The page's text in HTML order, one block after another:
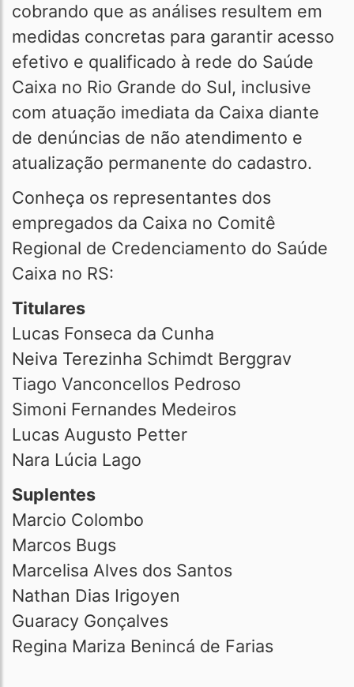
cobrando que as análises resultem em
medidas concretas para garantir acesso
efetivo e qualificado à rede do Saúde
Caixa no Rio Grande do Sul, inclusive
com atuação imediata da Caixa diante
de denúncias de não atendimento e
atualização permanente do cadastro.
Conheça os representantes dos
empregados da Caixa no Comitê
Regional de Credenciamento do Saúde
Caixa no RS:
Titulares
Lucas Fonseca da Cunha
Neiva Terezinha Schimdt Berggrav
Tiago Vanconcellos Pedroso
Simoni Fernandes Medeiros
Lucas Augusto Petter
Nara Lúcia Lago
Suplentes
Marcio Colombo
Marcos Bugs
Marcelisa Alves dos Santos
Nathan Dias Irigoyen
Guaracy Gonçalves
Regina Mariza Benincá de Farias